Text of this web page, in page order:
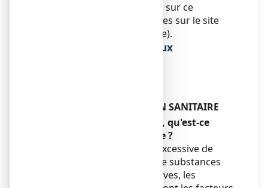
Des informations détaillées sur ce
médicament sont disponibles sur le site
Internet de l’Afssaps (France).
Informations réservées aux
CONSEILS/EDUCATION SANITAIRE
a) Qu'appelle-t-on allergie, qu'est-ce
qu'une réaction allergique ?
L'allergie est une réaction excessive de
notre organisme vis-à-vis de substances
qu'il considère comme nocives, les